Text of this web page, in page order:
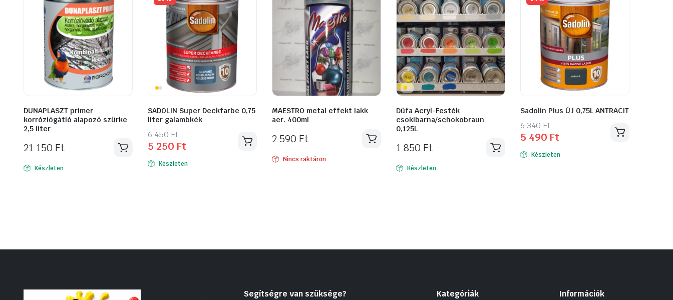
DUNAPLASZT primer
korróziógátló alapozó szürke
2,5 liter
21 150 Ft
Készleten
SADOLIN Super Deckfarbe 0,75
liter galambkék
6 450Ft
Original
price
was:
5 250 Ft
Current
price
is: Készleten
MAESTRO metal effekt lakk
aer. 400ml
2 590 Ft
Nincs raktáron
Düfa Acryl-Festék
csokibarna/schokobraun
0,125L
1 850 Ft
Készleten
Sadolin Plus ÚJ 0,75L ANTRACIT
6 340Ft
Original
price
was:
5 490 Ft
Current
price
is: Készleten
Segítségre van szüksége? Kategóriák Információk